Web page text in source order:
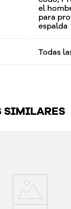
el
para
espalda
Todas
SIMILARES